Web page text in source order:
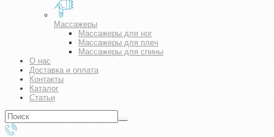
Массажеры
Массажеры для ног
Массажеры для плеч
Массажеры для спины
О нас
Доставка и оплата
Контакты
Каталог
Статьи